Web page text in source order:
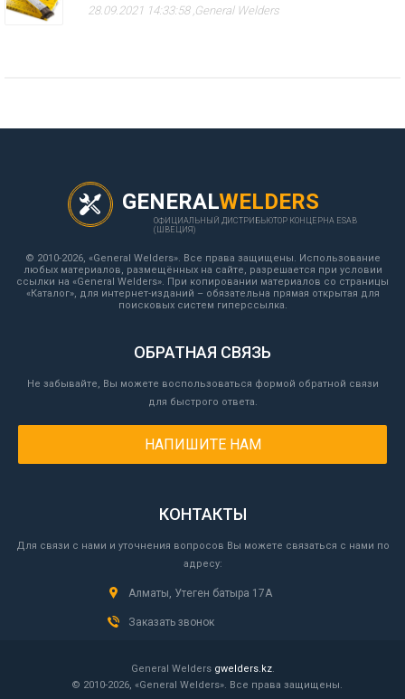
28.09.2021 14:33:58 , General Welders
GENERALWELDERS
ОФИЦИАЛЬНЫЙ ДИСТРИБЬЮТОР КОНЦЕРНА ESAB
(ШВЕЦИЯ)
© 2010-2026, «General Welders». Все права защищены. Использование
любых материалов, размещённых на сайте, разрешается при условии
ссылки на «General Welders». При копировании материалов со страницы
«Каталог», для интернет-изданий – обязательна прямая открытая для
поисковых систем гиперссылка.
ОБРАТНАЯ СВЯЗЬ
Не забывайте, Вы можете воспользоваться формой обратной связи
для быстрого ответа.
НАПИШИТЕ НАМ
КОНТАКТЫ
Для связи с нами и уточнения вопросов Вы можете связаться с нами по
адресу:
Алматы, Утеген батыра 17А
Заказать звонок
General Welders gwelders.kz.
© 2010-2026, «General Welders». Все права защищены.